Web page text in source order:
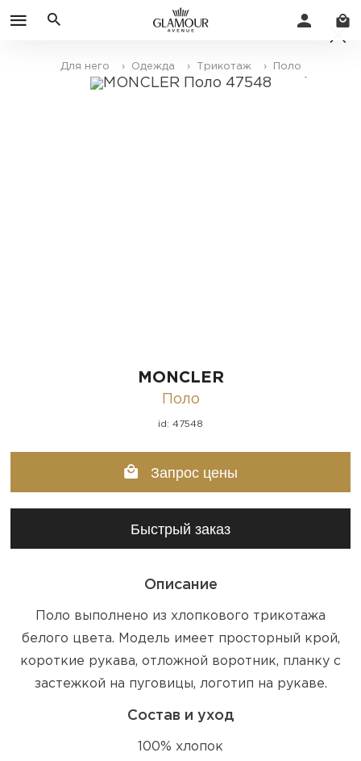
Для него › Одежда › Трикотаж › Поло
MONCLER
Поло
id: 47548
Запрос цены
Быстрый заказ
Описание
Поло выполнено из хлопкового трикотажа
белого цвета. Модель имеет просторный крой,
короткие рукава, отложной воротник, планку с
застежкой на пуговицы, логотип на рукаве.
Состав и уход
100% хлопок